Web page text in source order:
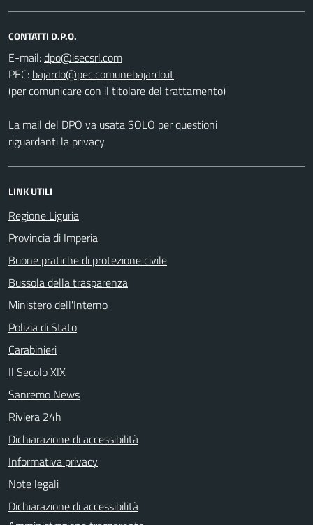
CONTATTI D.P.O.
E-mail:
PEC:
(per comunicare con il titolare del trattamento)
La mail del DPO va usata SOLO per questioni
riguardanti la privacy
LINK UTILI
Regione Liguria
Provincia di Imperia
Buone pratiche di protezione civile
Bussola della trasparenza
Ministero dell'Interno
Polizia di Stato
Carabinieri
Il Secolo XIX
Sanremo News
Riviera 24h
Dichiarazione di accessibilità
Informativa privacy
Note legali
Dichiarazione di accessibilità